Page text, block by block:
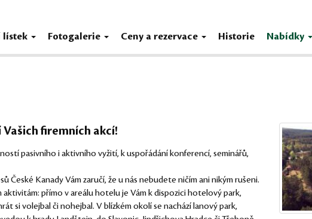
lístek Fotogalerie Ceny a rezervace Historie Nabídky
firemních akcí!
pasivního i aktivního vyžití, k uspořádání konferencí, seminářů,
Kanady Vám zaručí, že u nás nebudete ničím ani nikým rušeni.
přímo v areálu hotelu je Vám k dispozici hotelový park,
si volejbal či nohejbal. V blízkém okolí se nachází lanový park,